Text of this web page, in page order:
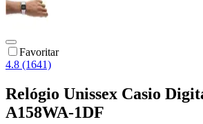
Favoritar
4.8 (1641)
Relógio Unissex Casio
A158WA-1DF